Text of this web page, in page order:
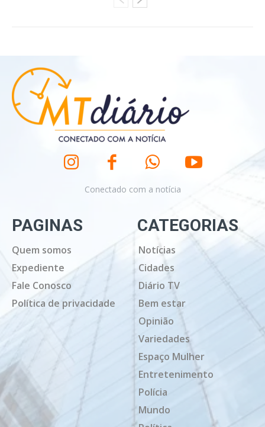
Conectado com a notícia
PAGINAS
Quem somos
Expediente
Fale Conosco
Política de privacidade
CATEGORIAS
Notícias
Cidades
Diário TV
Bem estar
Opinião
Variedades
Espaço Mulher
Entretenimento
Polícia
Mundo